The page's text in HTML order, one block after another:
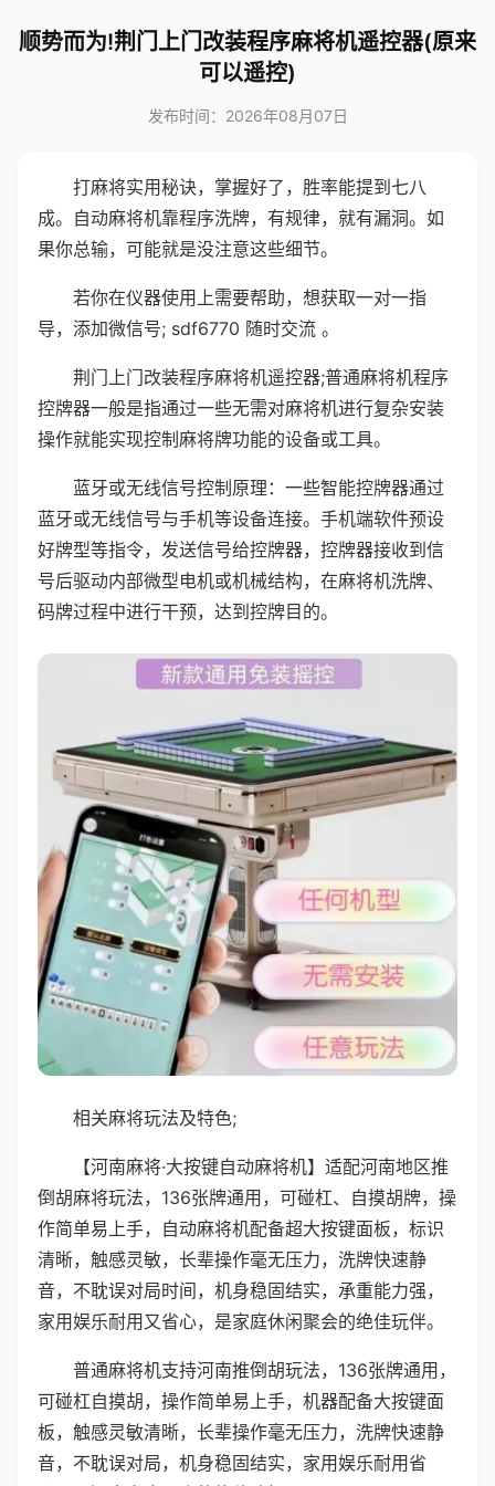
顺势而为!荆门上门改装程序麻将机遥控器(原来
可以遥控)
发布时间：2026年08月07日
打麻将实用秘诀，掌握好了，胜率能提到七八
成。自动麻将机靠程序洗牌，有规律，就有漏洞。如
果你总输，可能就是没注意这些细节。
若你在仪器使用上需要帮助，想获取一对一指
导，添加微信号; sdf6770 随时交流 。
荆门上门改装程序麻将机遥控器;普通麻将机程序
控牌器一般是指通过一些无需对麻将机进行复杂安装
操作就能实现控制麻将牌功能的设备或工具。
蓝牙或无线信号控制原理：一些智能控牌器通过
蓝牙或无线信号与手机等设备连接。手机端软件预设
好牌型等指令，发送信号给控牌器，控牌器接收到信
号后驱动内部微型电机或机械结构，在麻将机洗牌、
码牌过程中进行干预，达到控牌目的。
相关麻将玩法及特色;
【河南麻将·大按键自动麻将机】适配河南地区推
倒胡麻将玩法，136张牌通用，可碰杠、自摸胡牌，操
作简单易上手，自动麻将机配备超大按键面板，标识
清晰，触感灵敏，长辈操作毫无压力，洗牌快速静
音，不耽误对局时间，机身稳固结实，承重能力强，
家用娱乐耐用又省心，是家庭休闲聚会的绝佳玩伴。
普通麻将机支持河南推倒胡玩法，136张牌通用，
可碰杠自摸胡，操作简单易上手，机器配备大按键面
板，触感灵敏清晰，长辈操作毫无压力，洗牌快速静
音，不耽误对局，机身稳固结实，家用娱乐耐用省